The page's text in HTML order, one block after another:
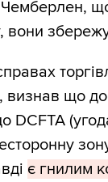
Чемберлен,
вони
визнав що
DCFTA
є гнилим